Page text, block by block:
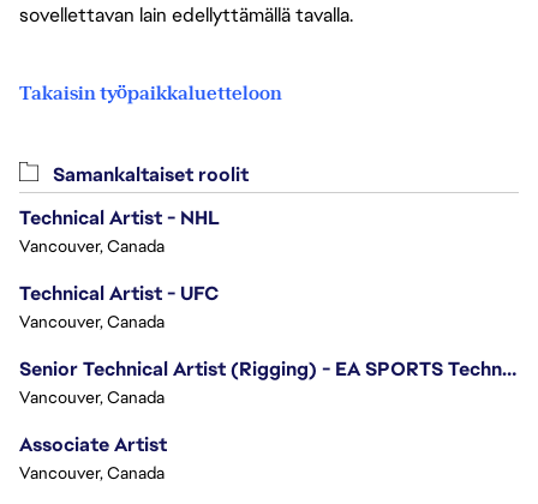
sovellettavan lain edellyttämällä tavalla.
Takaisin työpaikkaluetteloon
Samankaltaiset roolit
Technical Artist - NHL
Vancouver, Canada
Technical Artist - UFC
Vancouver, Canada
Senior Technical Artist (Rigging) - EA SPORTS Technology
Vancouver, Canada
Associate Artist
Vancouver, Canada